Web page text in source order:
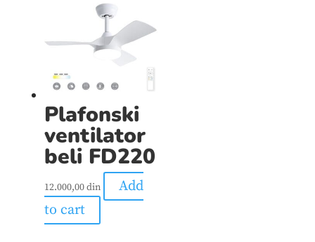
Plafonski
ventilator
beli FD220
12.000,00din
Add
to cart